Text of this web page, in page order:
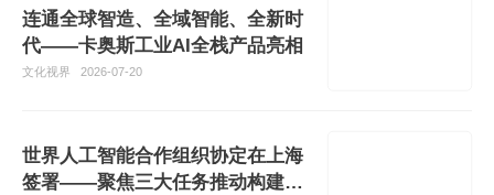
连通全球智造、全域智能、全新时
代——卡奥斯工业AI全栈产品亮相
文化视界 2026-07-20
世界人工智能合作组织协定在上海
签署——聚焦三大任务推动构建公